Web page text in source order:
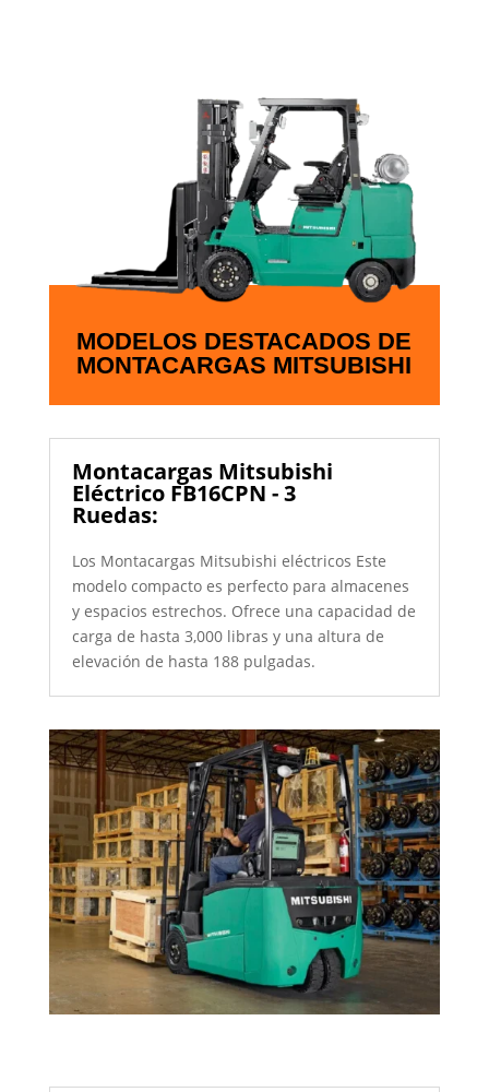
MODELOS DESTACADOS DE
MONTACARGAS MITSUBISHI
Montacargas Mitsubishi
Eléctrico FB16CPN - 3
Ruedas:
Los Montacargas Mitsubishi eléctricos Este
modelo compacto es perfecto para almacenes
y espacios estrechos. Ofrece una capacidad de
carga de hasta 3,000 libras y una altura de
elevación de hasta 188 pulgadas.